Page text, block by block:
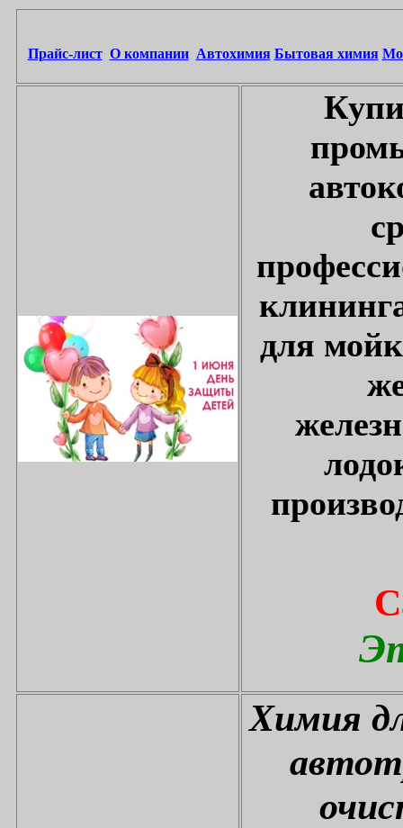
Прайс-лист О компании Автохимия Бытовая химия
для
Химия